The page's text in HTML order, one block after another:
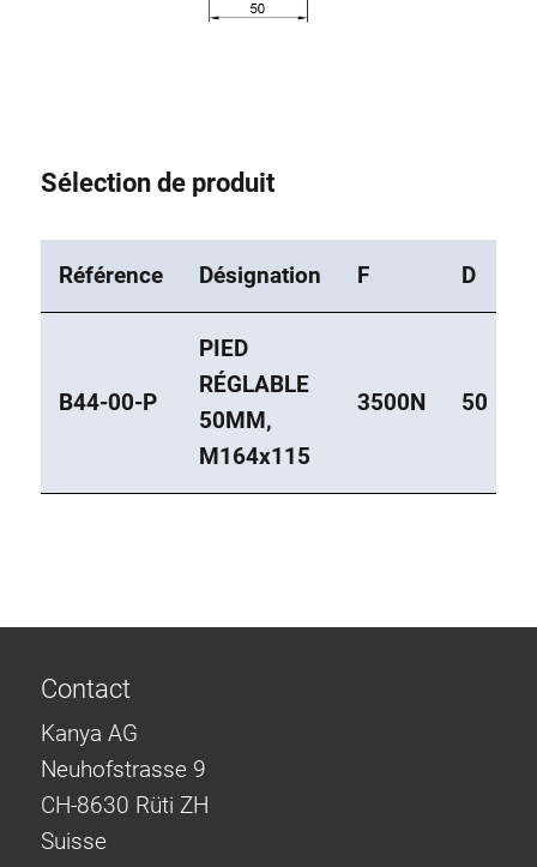
Sélection de produit
Référence Désignation F D
B44-00-P
PIED
RÉGLABLE
50MM,
M164x115
3500N 50
Contact
Kanya AG
Neuhofstrasse 9
CH-8630 Rüti ZH
Suisse